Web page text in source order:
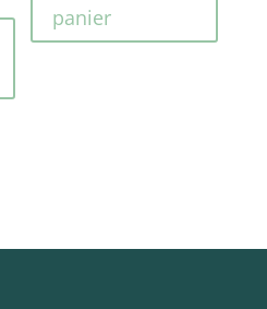
produit
plusieurs
panier